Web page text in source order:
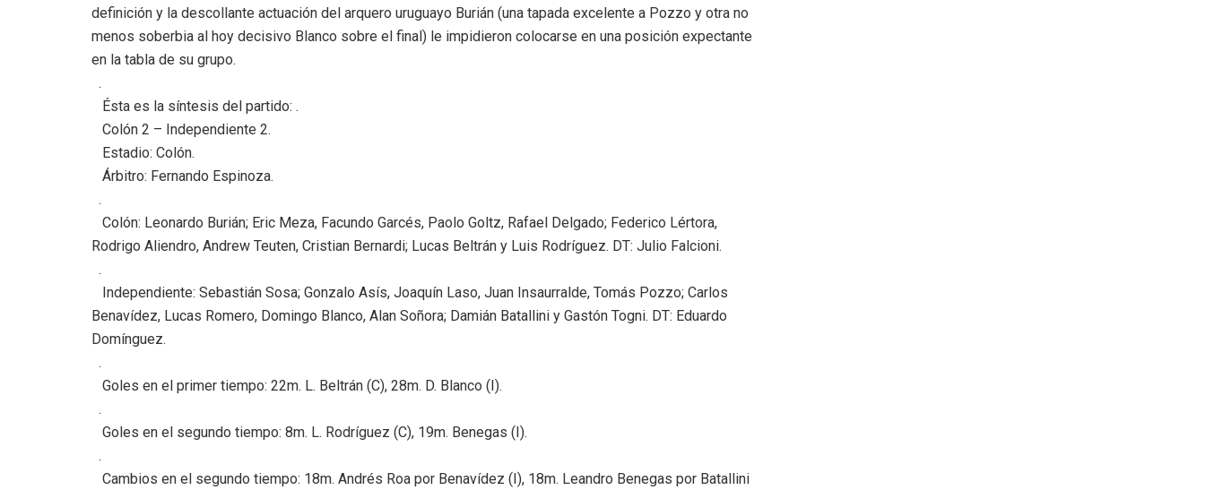
definición y la descollante actuación del arquero uruguayo Burián (una tapada excelente a Pozzo y otra no
menos soberbia al hoy decisivo Blanco sobre el final) le impidieron colocarse en una posición expectante
en la tabla de su grupo.
.
Ésta es la síntesis del partido: .
Colón 2 – Independiente 2.
Estadio: Colón.
Árbitro: Fernando Espinoza.
.
Colón: Leonardo Burián; Eric Meza, Facundo Garcés, Paolo Goltz, Rafael Delgado; Federico Lértora,
Rodrigo Aliendro, Andrew Teuten, Cristian Bernardi; Lucas Beltrán y Luis Rodríguez. DT: Julio Falcioni.
.
Independiente: Sebastián Sosa; Gonzalo Asís, Joaquín Laso, Juan Insaurralde, Tomás Pozzo; Carlos
Benavídez, Lucas Romero, Domingo Blanco, Alan Soñora; Damián Batallini y Gastón Togni. DT: Eduardo
Domínguez.
.
Goles en el primer tiempo: 22m. L. Beltrán (C), 28m. D. Blanco (I).
.
Goles en el segundo tiempo: 8m. L. Rodríguez (C), 19m. Benegas (I).
.
Cambios en el segundo tiempo: 18m. Andrés Roa por Benavídez (I), 18m. Leandro Benegas por Batallini